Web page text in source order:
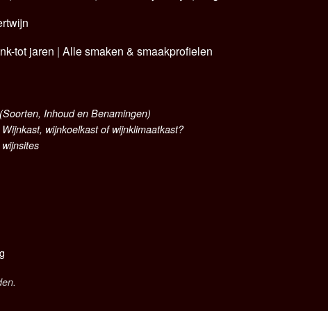
tot jaren | Alle smaken & smaakprofielen
Inhoud en Benamingen)
Wijnkast, wijnkoelkast of wijnklimaatkast?